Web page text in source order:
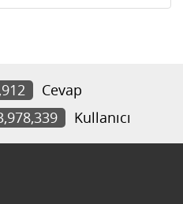
Cevap
Kullanıcı